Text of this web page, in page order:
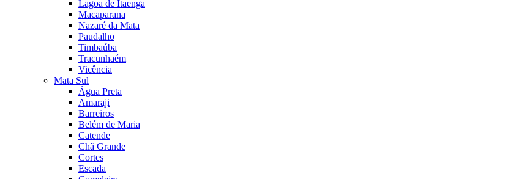
Lagoa de Itaenga
Macaparana
Nazaré da Mata
Paudalho
Timbaúba
Tracunhaém
Vicência
Mata Sul
Água Preta
Amaraji
Barreiros
Belém de Maria
Catende
Chã Grande
Cortes
Escada